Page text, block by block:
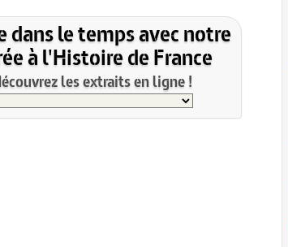
dans le temps avec notre
à l'Histoire de France
les extraits en ligne !